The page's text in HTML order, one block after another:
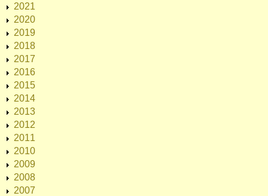
2021
2020
2019
2018
2017
2016
2015
2014
2013
2012
2011
2010
2009
2008
2007